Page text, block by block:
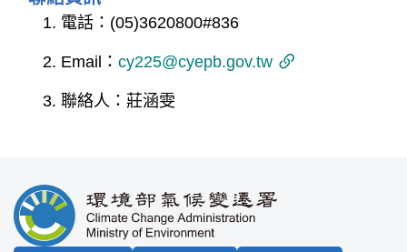
電話：(05)3620800#836
Email： cy225@cyepb.gov.tw
聯絡人：莊涵雯